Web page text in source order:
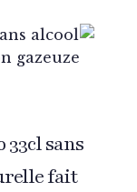
33cl sans
fait